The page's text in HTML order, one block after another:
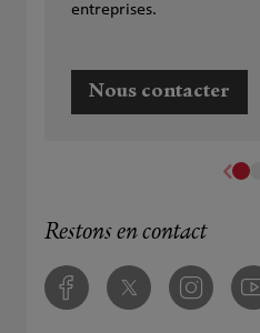
entreprises.
Nous contacter
Restons en contact
FacebookTwitter Instagram